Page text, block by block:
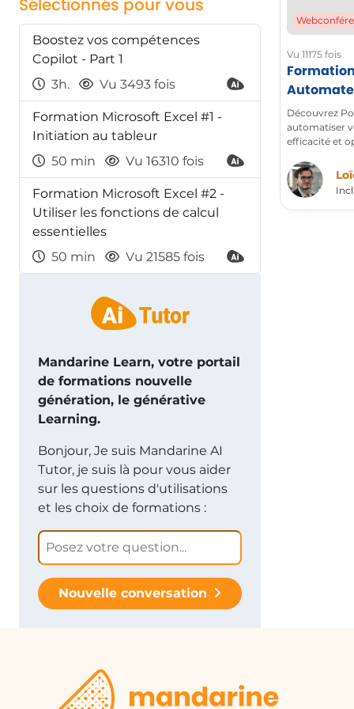
Sélectionnés pour vous
Boostez vos compétences
Copilot - Part 1
3h.
Vu 3493 fois
Formation Microsoft Excel #1 -
Initiation au tableur
50 min
Vu 16310 fois
Formation Microsoft Excel #2 -
Utiliser les fonctions de calcul
essentielles
50 min
Vu 21585 fois
Mandarine Learn, votre portail
de formations nouvelle
génération, le générative
Learning.
Bonjour, Je suis Mandarine AI
Tutor, je suis là pour vous aider
sur les questions d'utilisations
et les choix de formations :
Nouvelle conversation
Vu 11175 fois
Automate
vos
Découvrez
automatiser
efficacité et